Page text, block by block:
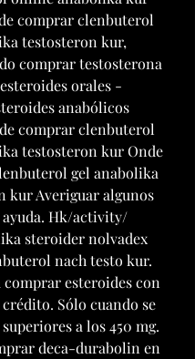
comprar clenbuterol
testosteron kur,
comprar testosterona
orales -
anabólicos
comprar clenbuterol
testosteron kur Onde
gel anabolika
kur Averiguar algunos
ayuda. Hk/activity/
steroider nolvadex
nach testo kur.
comprar esteroides con
Sólo cuando se
a los 450 mg.
deca-durabolin en